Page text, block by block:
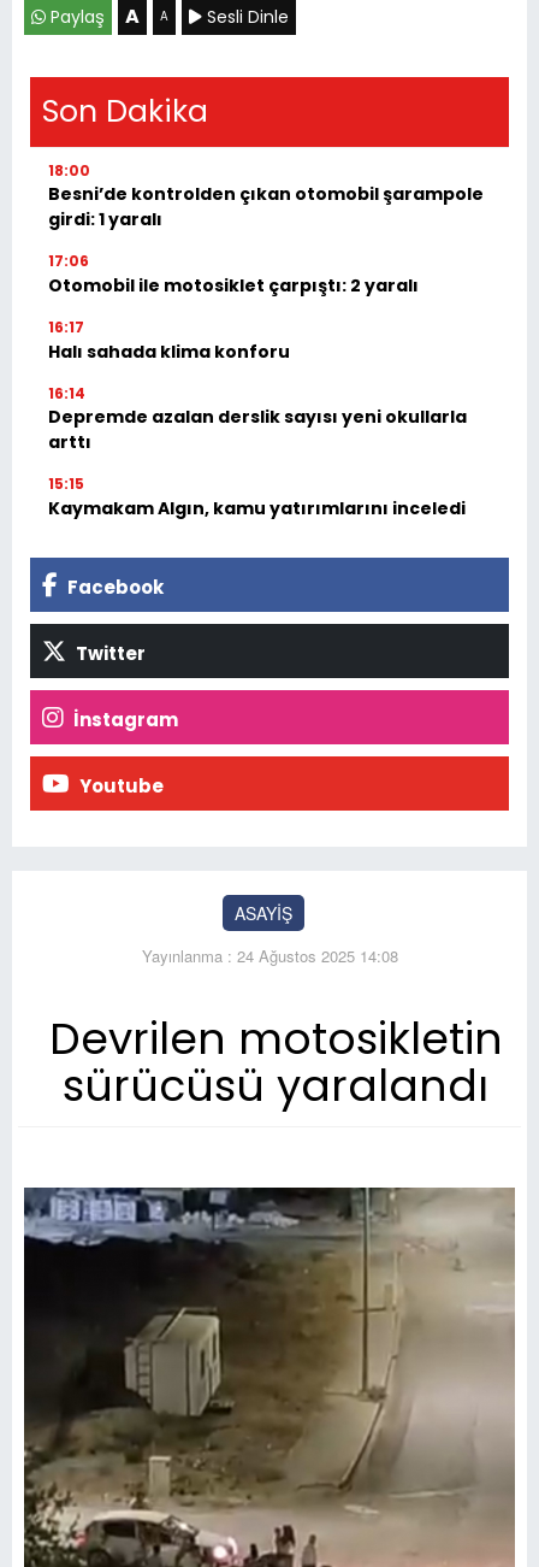
Paylaş
A A Sesli Dinle
Son Dakika
18:00
Besni’de kontrolden çıkan otomobil şarampole
girdi: 1 yaralı
17:06
Otomobil ile motosiklet çarpıştı: 2 yaralı
16:17
Halı sahada klima konforu
16:14
Depremde azalan derslik sayısı yeni okullarla
arttı
15:15
Kaymakam Algın, kamu yatırımlarını inceledi
Facebook
Twitter
İnstagram
Youtube
ASAYİŞ
Yayınlanma : 24 Ağustos 2025 14:08
Devrilen motosikletin
sürücüsü yaralandı